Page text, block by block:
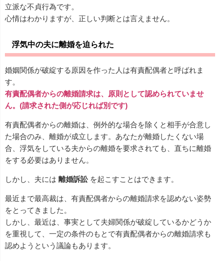
立派な不貞行為です。
心情はわかりますが、正しい判断とは言えません。
浮気中の夫に離婚を迫られた
婚姻関係が破綻する原因を作った人は有責配偶者と呼ばれま
す。
有責配偶者からの離婚請求は、原則として認められていませ
ん。(請求された側が応じれば別です)
有責配偶者からの離婚は、例外的な場合を除くと相手が合意し
た場合のみ、離婚が成立します。あなたが離婚したくない場
合、浮気をしている夫からの離婚を要求されても、直ちに離婚
をする必要はありません。
しかし、夫には 離婚訴訟 を起こすことはできます。
最近まで最高裁は、有責配偶者からの離婚請求を認めない姿勢
をとってきました。
しかし、最近は、事実として夫婦関係が破綻しているかどうか
を重視して、一定の条件のもとで有責配偶者からの離婚請求も
認めようという議論もあります。